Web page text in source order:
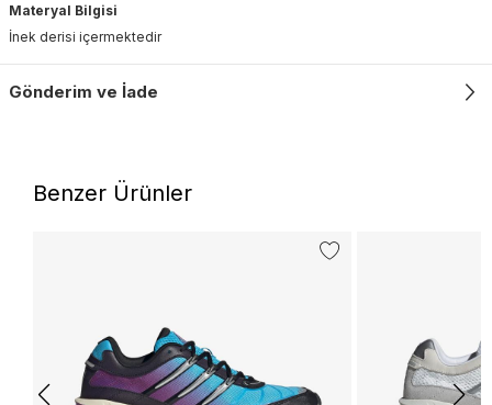
Materyal Bilgisi
İnek derisi içermektedir
Gönderim ve İade
Benzer Ürünler